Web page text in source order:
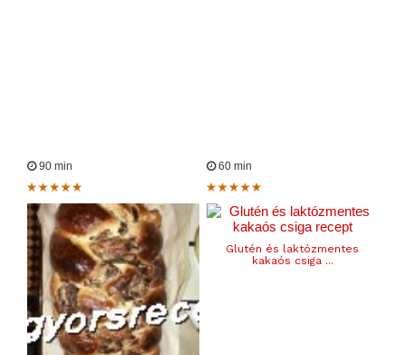
90 min 60 min
Glutén és laktózmentes
kakaós csiga ...